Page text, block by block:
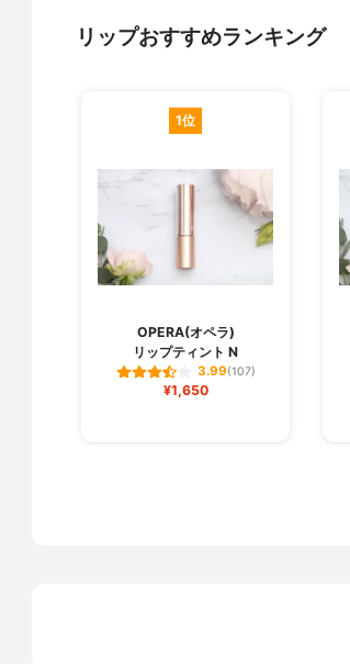
リップおすすめランキング
1位
OPERA(オペラ)
リップティント N
3.99(107)
¥1,650